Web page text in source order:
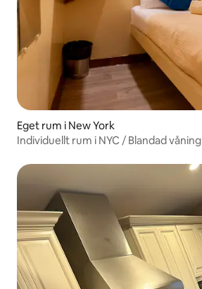
Eget rum i New York
Individuellt rum i NYC / Blandad våning